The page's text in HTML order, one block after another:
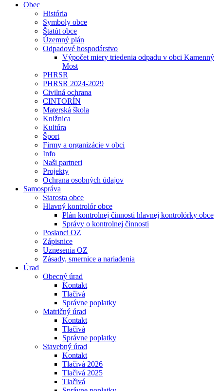
Obec
História
Symboly obce
Štatút obce
Územný plán
Odpadové hospodárstvo
Výpočet miery triedenia odpadu v obci Kamenný
Most
PHRSR
PHRSR 2024-2029
Civilná ochrana
CINTORÍN
Materská škola
Knižnica
Kultúra
Šport
Firmy a organizácie v obci
Info
Naši partneri
Projekty
Ochrana osobných údajov
Samospráva
Starosta obce
Hlavný kontrolór obce
Plán kontrolnej činnosti hlavnej kontrolórky obce
Správy o kontrolnej činnosti
Poslanci OZ
Zápisnice
Uznesenia OZ
Zásady, smernice a nariadenia
Úrad
Obecný úrad
Kontakt
Tlačivá
Správne poplatky
Matričný úrad
Kontakt
Tlačivá
Správne poplatky
Stavebný úrad
Kontakt
Tlačivá 2026
Tlačivá 2025
Tlačivá